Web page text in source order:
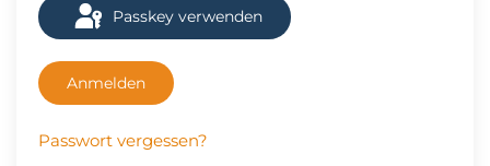
Passkey verwenden
Anmelden
Passwort vergessen?